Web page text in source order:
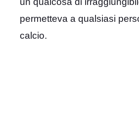
permetteva a qualsiasi
calcio.